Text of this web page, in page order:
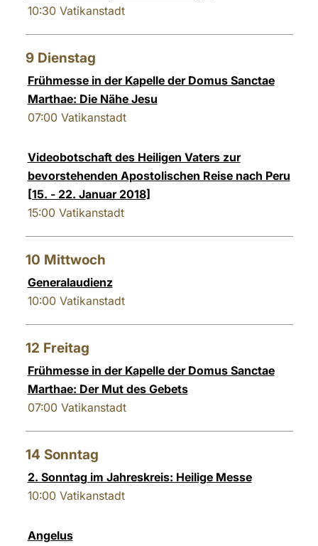
10:30 Vatikanstadt
9 Dienstag
Frühmesse in der Kapelle der Domus Sanctae
Marthae: Die Nähe Jesu
07:00 Vatikanstadt
Videobotschaft des Heiligen Vaters zur
bevorstehenden Apostolischen Reise nach Peru
[15. - 22. Januar 2018]
15:00 Vatikanstadt
10 Mittwoch
Generalaudienz
10:00 Vatikanstadt
12 Freitag
Frühmesse in der Kapelle der Domus Sanctae
Marthae: Der Mut des Gebets
07:00 Vatikanstadt
14 Sonntag
2. Sonntag im Jahreskreis: Heilige Messe
10:00 Vatikanstadt
Angelus